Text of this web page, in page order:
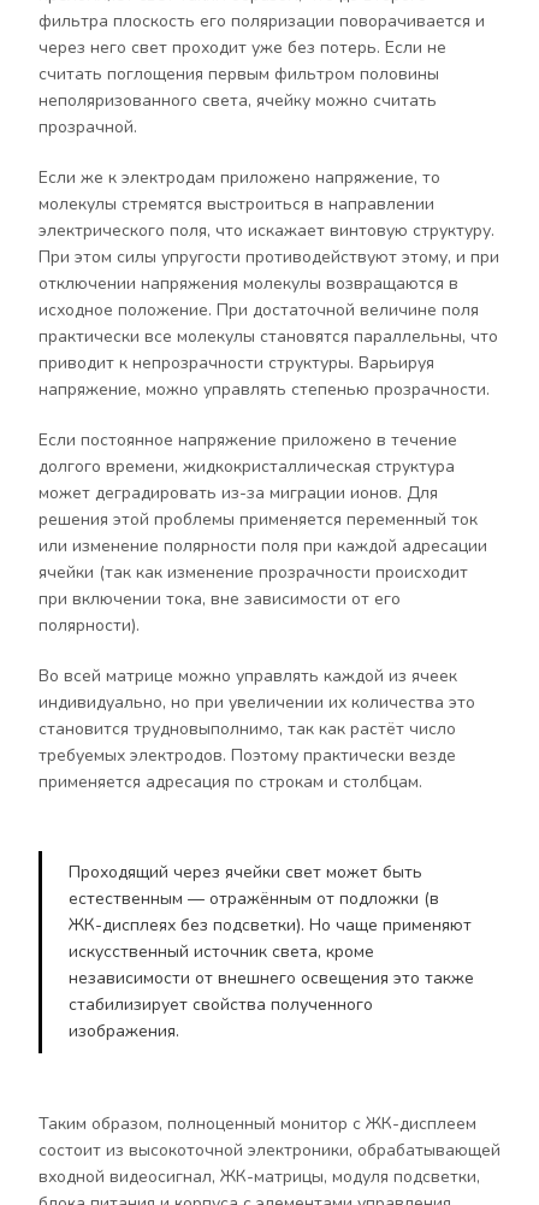
фильтра плоскость его поляризации поворачивается и
через него свет проходит уже без потерь. Если не
считать поглощения первым фильтром половины
неполяризованного света, ячейку можно считать
прозрачной.
Если же к электродам приложено напряжение, то
молекулы стремятся выстроиться в направлении
электрического поля, что искажает винтовую структуру.
При этом силы упругости противодействуют этому, и при
отключении напряжения молекулы возвращаются в
исходное положение. При достаточной величине поля
практически все молекулы становятся параллельны, что
приводит к непрозрачности структуры. Варьируя
напряжение, можно управлять степенью прозрачности.
Если постоянное напряжение приложено в течение
долгого времени, жидкокристаллическая структура
может деградировать из-за миграции ионов. Для
решения этой проблемы применяется переменный ток
или изменение полярности поля при каждой адресации
ячейки (так как изменение прозрачности происходит
при включении тока, вне зависимости от его
полярности).
Во всей матрице можно управлять каждой из ячеек
индивидуально, но при увеличении их количества это
становится трудновыполнимо, так как растёт число
требуемых электродов. Поэтому практически везде
применяется адресация по строкам и столбцам.
Проходящий через ячейки свет может быть
естественным — отражённым от подложки (в
ЖК-дисплеях без подсветки). Но чаще применяют
искусственный источник света, кроме
независимости от внешнего освещения это также
стабилизирует свойства полученного
изображения.
Таким образом, полноценный монитор с ЖК-дисплеем
состоит из высокоточной электроники, обрабатывающей
входной видеосигнал, ЖК-матрицы, модуля подсветки,